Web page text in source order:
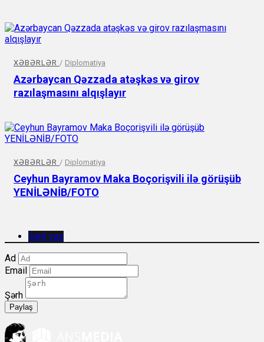
XƏBƏRLƏR / Diplomatiya
Azərbaycan Qəzzada atəşkəs və girov
razılaşmasını alqışlayır
XƏBƏRLƏR / Diplomatiya
Ceyhun Bayramov Maka Boçorişvili ilə görüşüb
YENİLƏNİB/FOTO
Şərh yaz
Ad
Email
Şərh
Paylaş